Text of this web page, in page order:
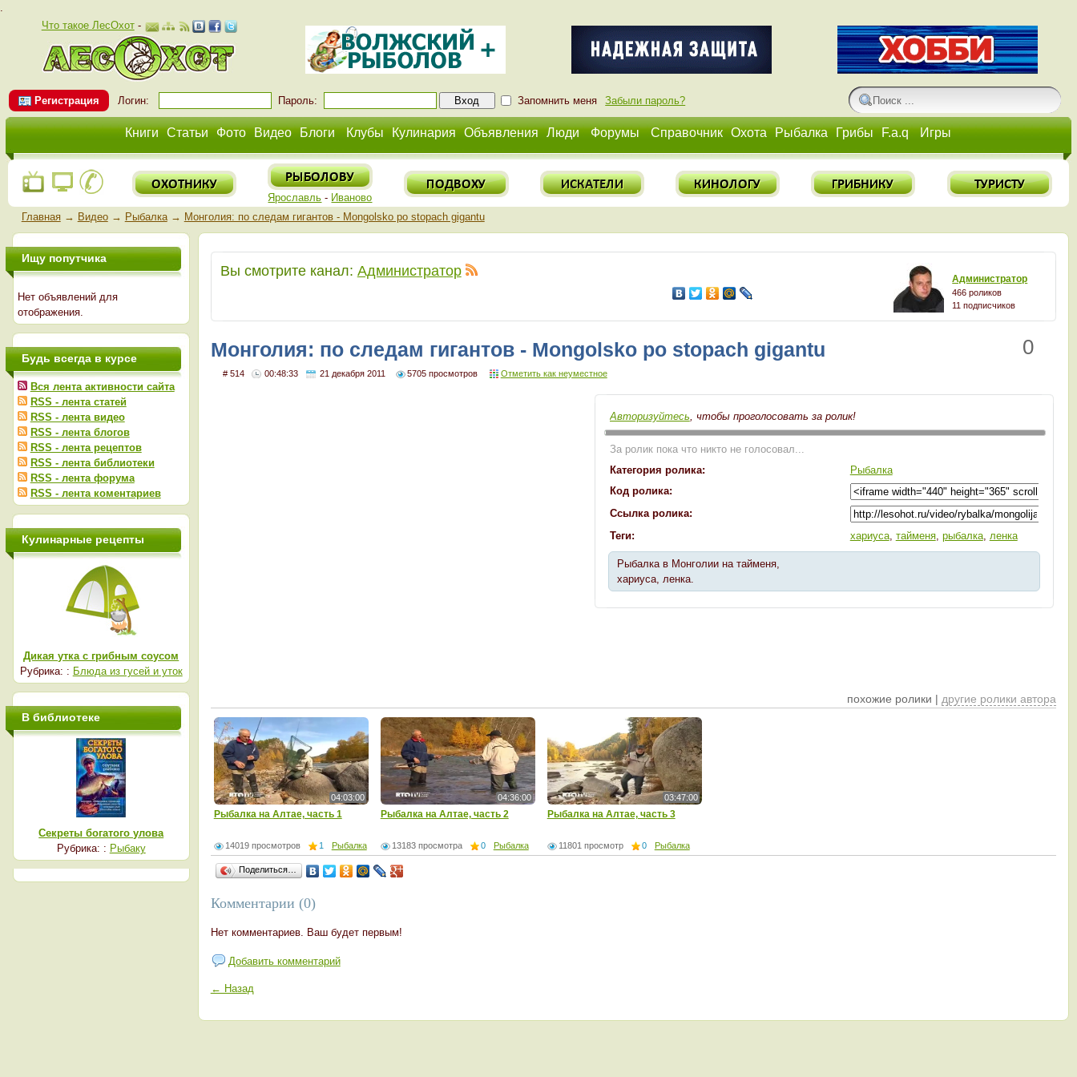
.
Что такое ЛесОхот-
Регистрация Логин: Пароль: Запомнить меня Забыли пароль?
Книги Статьи Фото Видео Блоги Клубы Кулинария Объявления Люди Форумы Справочник Охота Рыбалка Грибы F.a.q Игры
Ярославль - Иваново
Главная→ Видео→ Рыбалка→ Монголия: по следам гигантов - Mongolsko po stopach gigantu
Вы смотрите канал: Администратор Администратор
466 роликов
11 подписчиков
0
Монголия: по следам гигантов - Mongolsko po stopach gigantu
# 514 00:48:33 21 декабря 2011 5705 просмотров Отметить как неуместное
Авторизуйтесь , чтобы проголосовать за ролик!
За ролик пока что никто не голосовал...
Категория ролика:
Рыбалка
Код ролика:
Ссылка ролика:
Теги:
хариуса, тайменя, рыбалка, ленка
Рыбалка в Монголии на тайменя,
хариуса, ленка.
похожие ролики | другие ролики автора
04:03:00
Рыбалка на Алтае, часть 1
14019 просмотров 1 Рыбалка
04:36:00
Рыбалка на Алтае, часть 2
13183 просмотра 0 Рыбалка
03:47:00
Рыбалка на Алтае, часть 3
11801 просмотр 0 Рыбалка
Поделиться…
Комментарии (0)
Нет комментариев. Ваш будет первым!
Добавить комментарий
← Назад
Ищу попутчика
Нет объявлений для
отображения.
Будь всегда в курсе
Вся лента активности сайта
RSS - лента статей
RSS - лента видео
RSS - лента блогов
RSS - лента рецептов
RSS - лента библиотеки
RSS - лента форума
RSS - лента коментариев
Кулинарные рецепты
Дикая утка с грибным соусом
Рубрика: : Блюда из гусей и уток
В библиотеке
Секреты богатого улова
Рубрика: : Рыбаку